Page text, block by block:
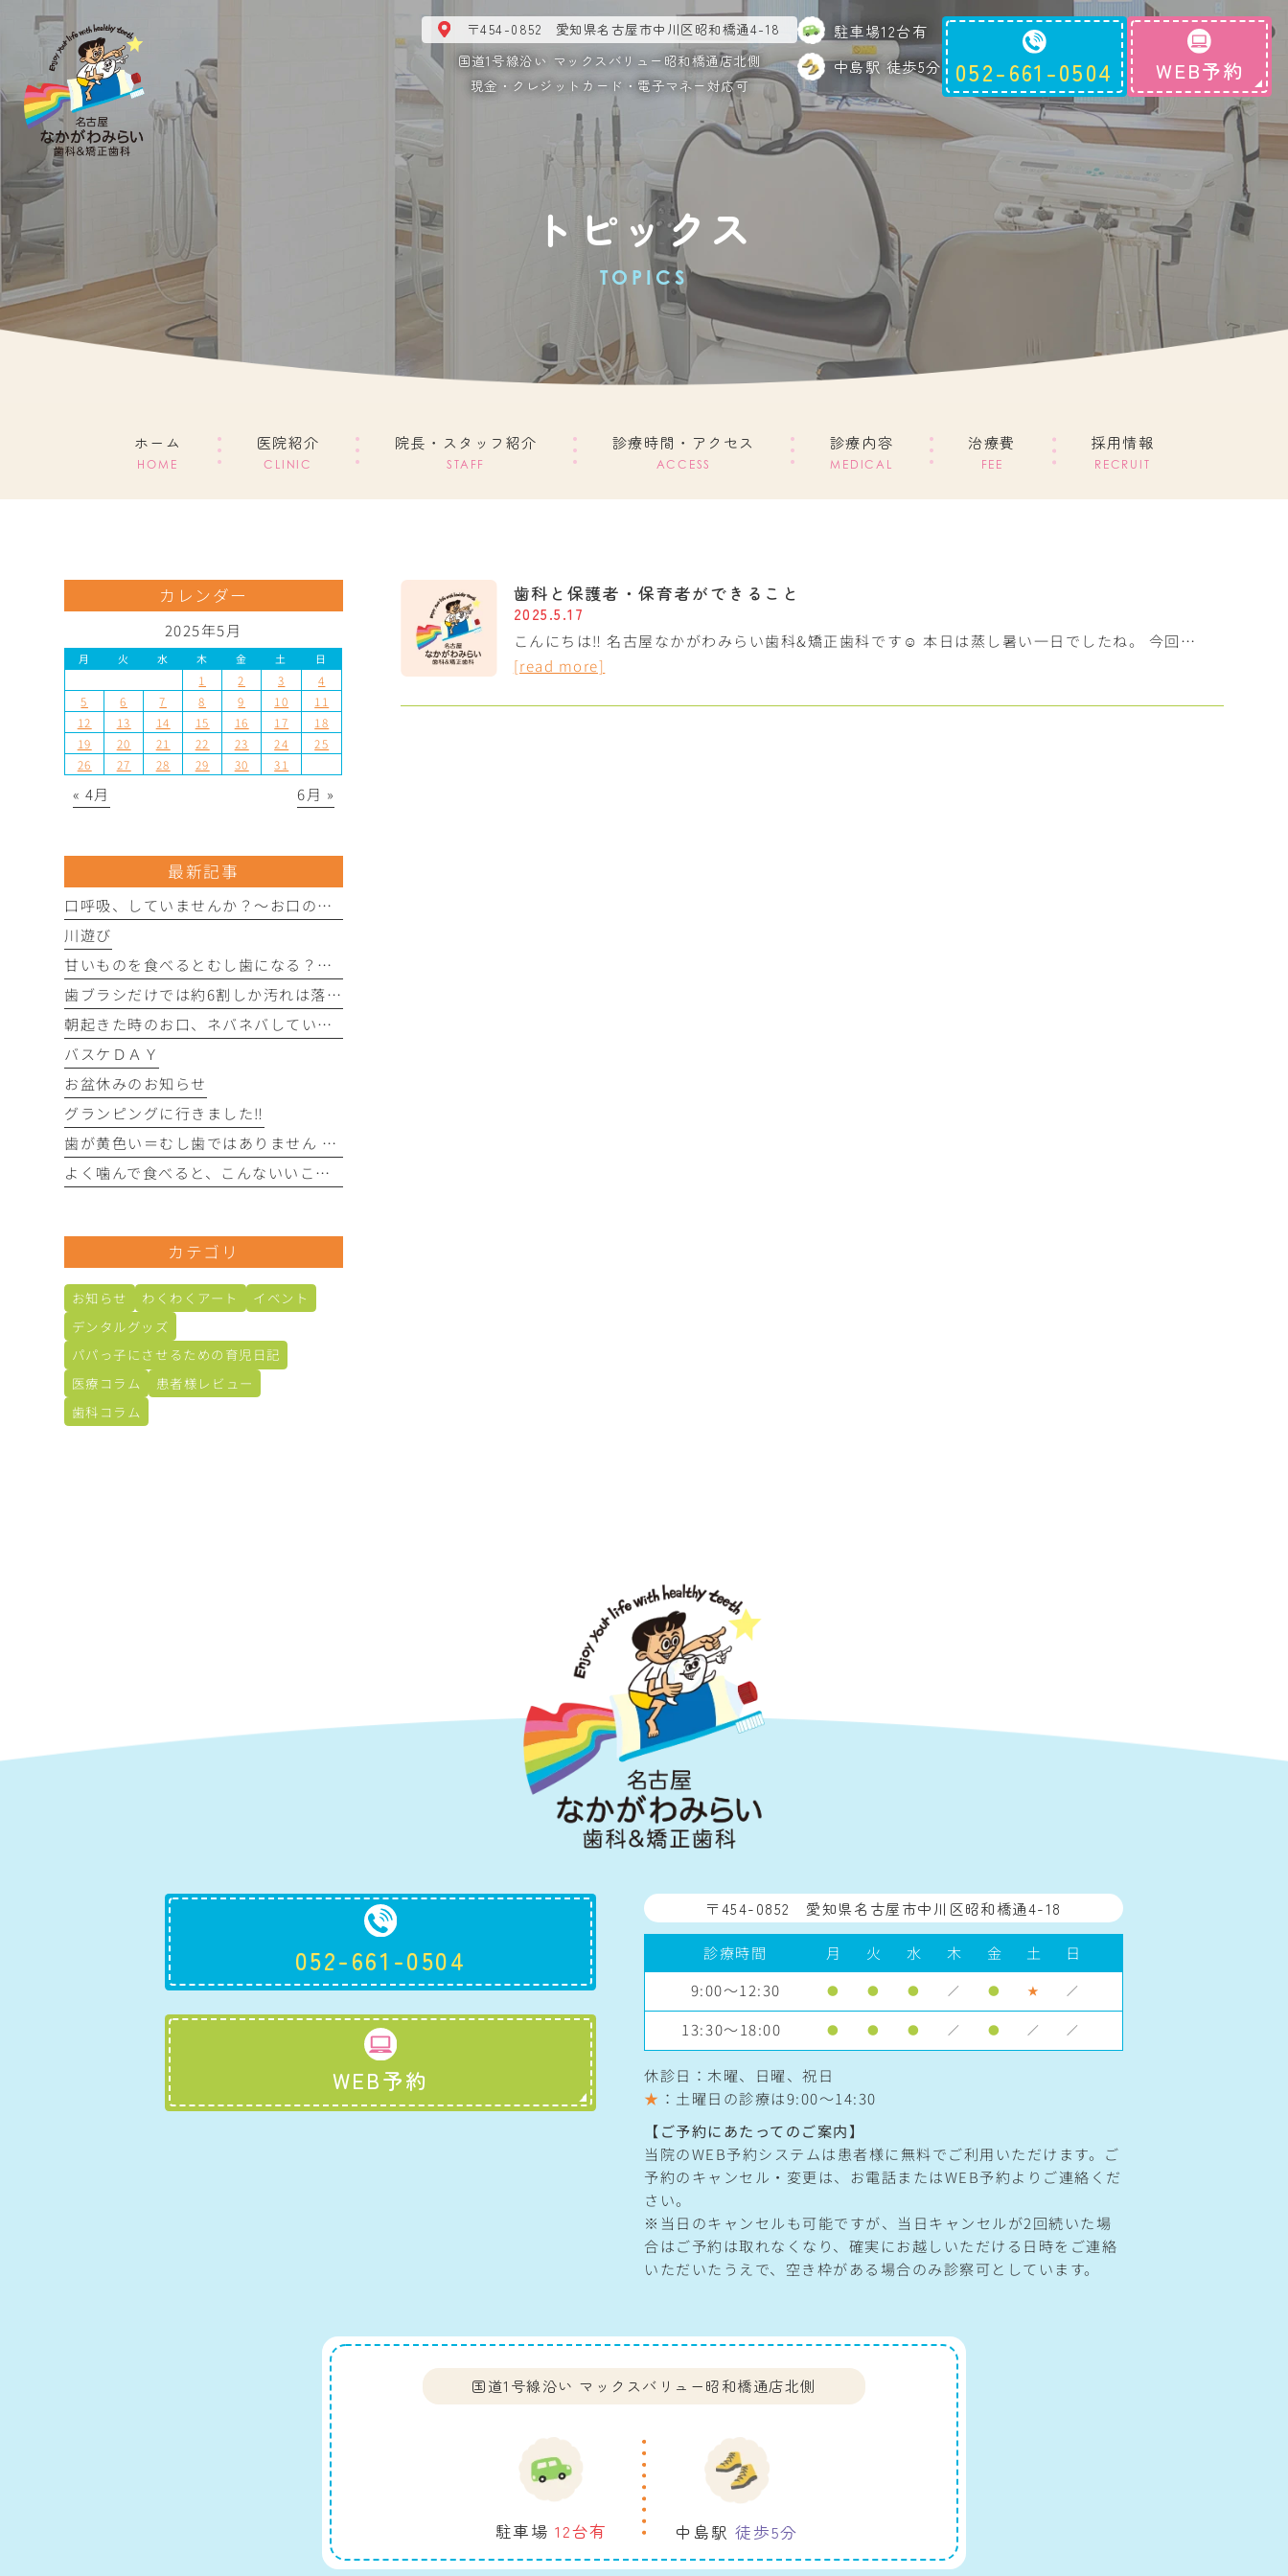
〒454-0852 愛知県名古屋市中川区昭和橋通4-18
国道1号線沿い マックスバリュー昭和橋通店北側
現金・クレジットカード・電子マネー対応可
駐車場12台有
中島駅 徒歩5分
052-661-0504 WEB予約
トピックス
TOPICS
ホーム
HOME
医院紹介
CLINIC
院長・スタッフ紹介
STAFF
診療時間・アクセス
ACCESS
診療内容
MEDICAL
治療費
FEE
採用情報
RECRUIT
歯科と保護者・保育者ができること
2025.5.17
こんにちは‼︎ 名古屋なかがわみらい歯科&矯正歯科です☺︎ 本日は蒸し暑い一日でしたね。 今回…
[read more]
カレンダー
2025年5月
月 火 水 木 金 土 日
1 2 3
4
5
6 7 8 9 10
11
12
13 14 15 16 17
18
19
20 21 22 23 24
25
26
27 28 29 30 31
« 4月 6月 »
最新記事
口呼吸、していませんか？〜お口の健康にさまざまな影響を与えることがあります〜
川遊び
甘いものを食べるとむし歯になる？〜実は「食べる回数」がポイントです〜
歯ブラシだけでは約6割しか汚れは落とせません〜フロスや歯間ブラシが大切な理由〜
朝起きた時のお口、ネバネバしていませんか？ 〜実は細菌が増えているサインかもしれません〜
バスケＤＡＹ
お盆休みのお知らせ
グランピングに行きました‼︎
歯が黄色い＝むし歯ではありません 〜歯の色にはさまざまな原因があります〜
よく噛んで食べると、こんないいことがあります！
カテゴリ
お知らせ わくわくアート
イベント
デンタルグッズ
パパっ子にさせるための育児日記
医療コラム
患者様レビュー
歯科コラム
052-661-0504
WEB予約
〒454-0852 愛知県名古屋市中川区昭和橋通4-18
診療時間 月 火 水 木 金 土
日
9:00～12:30
● ● ● ／ ● ★ ／
13:30～18:00 ● ● ● ／ ● ／ ／
休診日：木曜、日曜、祝日
★ ：土曜日の診療は9:00〜14:30
【ご予約にあたってのご案内】
当院のWEB予約システムは患者様に無料でご利用いただけます。ご
予約のキャンセル・変更は、お電話またはWEB予約よりご連絡くだ
さい。
※当日のキャンセルも可能ですが、当日キャンセルが2回続いた場
合はご予約は取れなくなり、確実にお越しいただける日時をご連絡
いただいたうえで、空き枠がある場合のみ診察可としています。
国道1号線沿い マックスバリュー昭和橋通店北側
駐車場12台有 中島駅徒歩5分